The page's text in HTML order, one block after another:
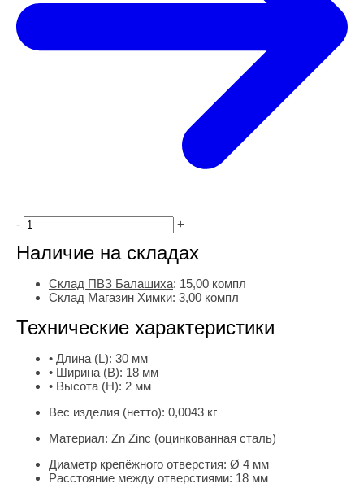
- +
Наличие на складах
Склад ПВЗ Балашиха: 15,00 компл
Склад Магазин Химки: 3,00 компл
Технические характеристики
• Длина (L): 30 мм
• Ширина (B): 18 мм
• Высота (H): 2 мм
Вес изделия (нетто): 0,0043 кг
Материал: Zn Zinc (оцинкованная сталь)
Диаметр крепёжного отверстия: Ø 4 мм
Расстояние между отверстиями: 18 мм